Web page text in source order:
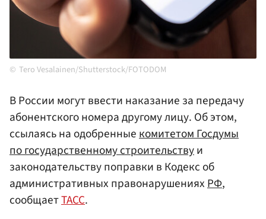
Tero Vesalainen/Shutterstock/FOTODOM
В России могут ввести наказание за передачу
абонентского номера другому лицу. Об этом,
ссылаясь на одобренныекомитетом Госдумы
по государственному строительствуи
законодательству поправки в Кодекс об
административных правонарушенияхРФ,
сообщаетТАСС.